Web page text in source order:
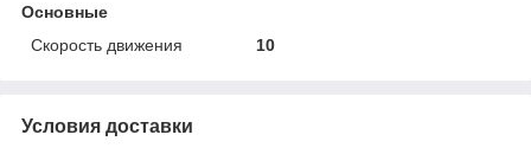
Основные
Скорость движения
10
Условия доставки